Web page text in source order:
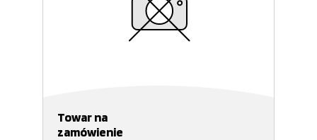
Towar na
zamówienie